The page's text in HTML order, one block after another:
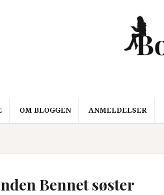
OM BLOGGEN ANMELDELSER
Bennet søster